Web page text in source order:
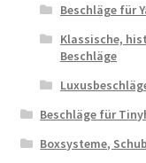
Beschläge für
Klassische,
Beschläge
Beschläge für
Boxsysteme,